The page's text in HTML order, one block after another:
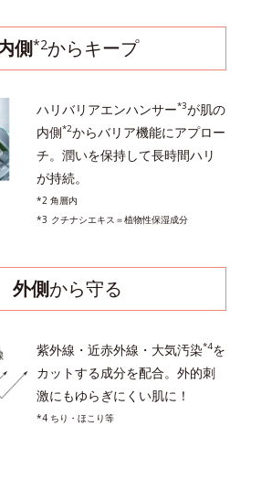
側*2からキープ
ハリバリアエンハンサー*3が肌の
内側*2からバリア機能にアプロー
チ。潤いを保持して長時間ハリ
が持続。
*2 角層内
*3 クチナシエキス＝植物性保湿成分
外側から守る
紫外線・近赤外線・大気汚染*4を
カットする成分を配合。外的刺
激にもゆらぎにくい肌に！
*4 ちり・ほこり等